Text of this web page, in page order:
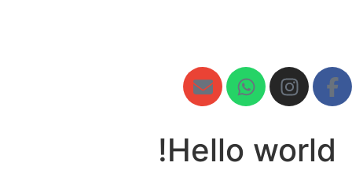
Hello world!